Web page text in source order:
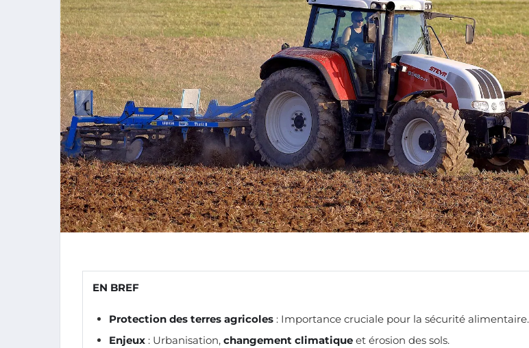
EN BREF
Protection des terres agricoles : Importance cruciale pour la sécurité alimentaire.
Enjeux : Urbanisation, changement climatique et érosion des sols.